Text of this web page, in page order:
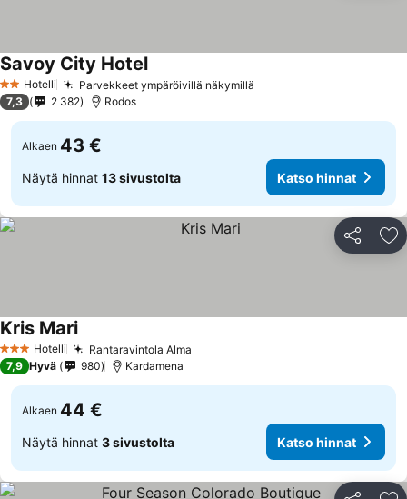
2 Tähtiluokitus
Hotelli Parvekkeet ympäröivillä näkymillä
Savoy City Hotel
7,3 2 382 Rodos
Alkaen 43 €
Näytä hinnat 13 sivustolta Katso hinnat
Jaa
3 Tähtiluokitus
Hotelli Rantaravintola Alma
Kris Mari
7,9 Hyvä 980 Kardamena
Alkaen 44 €
Näytä hinnat 3 sivustolta Katso hinnat